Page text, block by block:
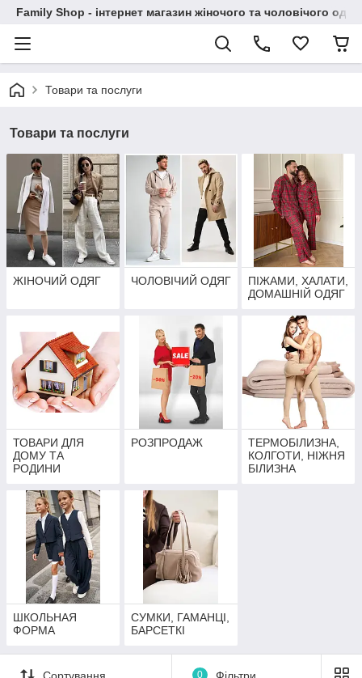
Family Shop - інтернет магазин жіночого та чоловічого
Товари та послуги
Товари та послуги
ЖІНОЧИЙ ОДЯГ ЧОЛОВІЧИЙ ОДЯГ
ПІЖАМИ, ХАЛАТИ,
ДОМАШНІЙ ОДЯГ
ТОВАРИ ДЛЯ
ДОМУ ТА
РОДИНИ
РОЗПРОДАЖ
ТЕРМОБІЛИЗНА,
КОЛГОТИ, НІЖНЯ
БІЛИЗНА
ШКОЛЬНАЯ
ФОРМА
СУМКИ, ГАМАНЦІ,
БАРСЕТКІ
Сортування 0 Фільтри